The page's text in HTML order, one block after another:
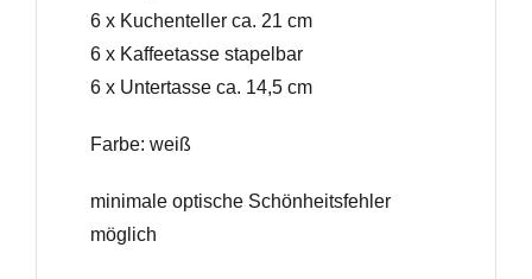
6 x Kuchenteller ca. 21 cm
6 x Kaffeetasse stapelbar
6 x Untertasse ca. 14,5 cm
Farbe: weiß
minimale optische Schönheitsfehler
möglich